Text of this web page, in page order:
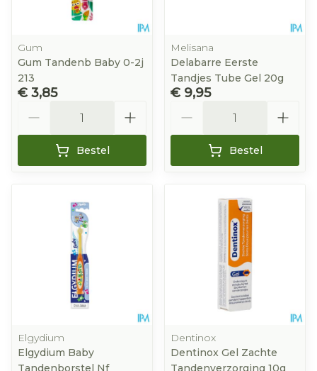
Gum
Gum Tandenb Baby 0-2j
213
€ 3,85
Bestel
Melisana
Delabarre Eerste
Tandjes Tube Gel 20g
€ 9,95
Bestel
Elgydium
Elgydium Baby
Tandenborstel Nf
Dentinox
Dentinox Gel Zachte
Tandenverzorging 10g